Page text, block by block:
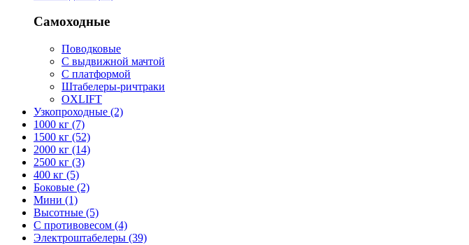
Самоходные
Поводковые
С выдвижной мачтой
С платформой
Штабелеры-ричтраки
OXLIFT
Узкопроходные (2)
1000 кг (7)
1500 кг (52)
2000 кг (14)
2500 кг (3)
400 кг (5)
Боковые (2)
Мини (1)
Высотные (5)
С противовесом (4)
Электроштабелеры (39)